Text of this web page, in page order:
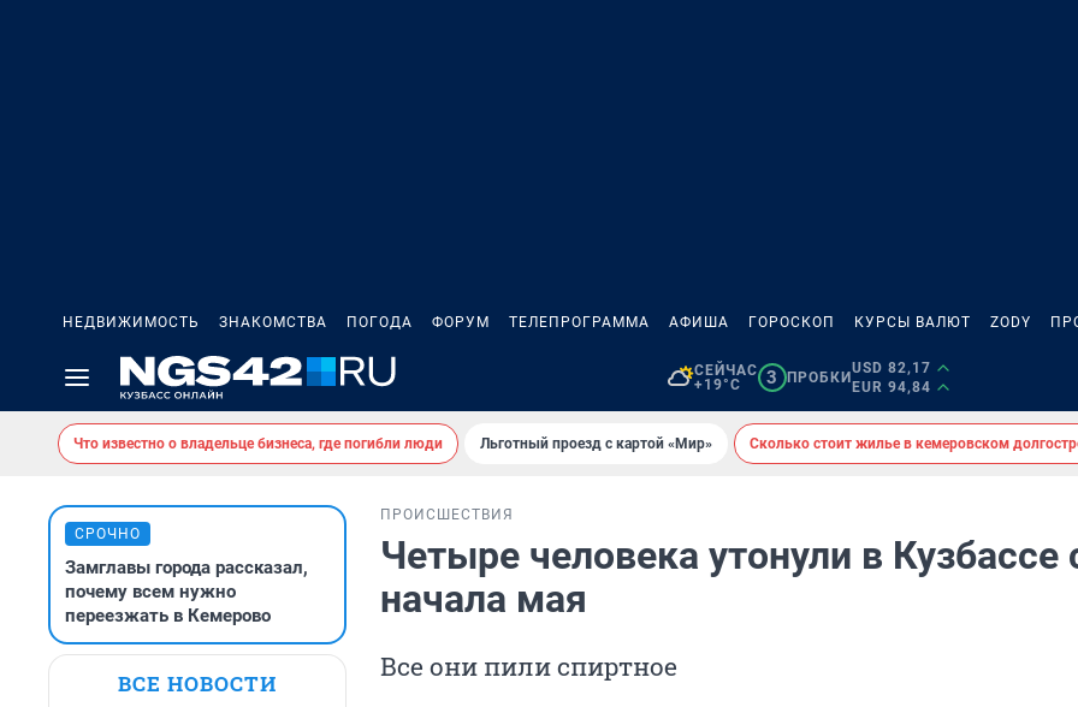
НЕДВИЖИМОСТЬ ЗНАКОМСТВА ПОГОДА ФОРУМ ТЕЛЕПРОГРАММА АФИША ГОРОСКОП КУРСЫ ВАЛЮТ ZODY
СЕЙЧАС
+19°C
3 ПРОБКИ
USD 82,17
EUR 94,84
Что известно о владельце бизнеса, где погибли люди Льготный проезд с картой «Мир» Сколько стоит жилье в кемеровском
СРОЧНО
Замглавы города рассказал,
почему всем нужно
переезжать в Кемерово
ВСЕ НОВОСТИ
ПРОИСШЕСТВИЯ
Четыре человека утонули в Кузбассе
начала мая
Все они пили спиртное